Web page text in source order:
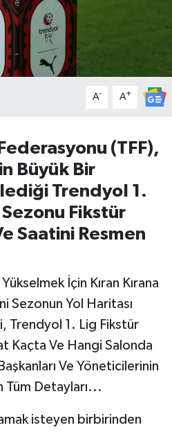
A- A+
(TFF),
Büyük Bir
Trendyol 1.
Fikstür
Saatini Resmen
İçin Kıran Kırana
Sezonun Yol Haritası
Trendyol 1. Lig Fikstür
Kaçta Ve Hangi Salonda
Ve Yöneticilerinin
Tüm Detayları...
isteyen birbirinden